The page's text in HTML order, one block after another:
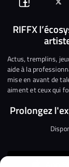
Suivez-
nous
Facebook
RIFFX
Actus, tremplins,
aide à la
mise en avant de
aiment et ceux qui
Prolongez